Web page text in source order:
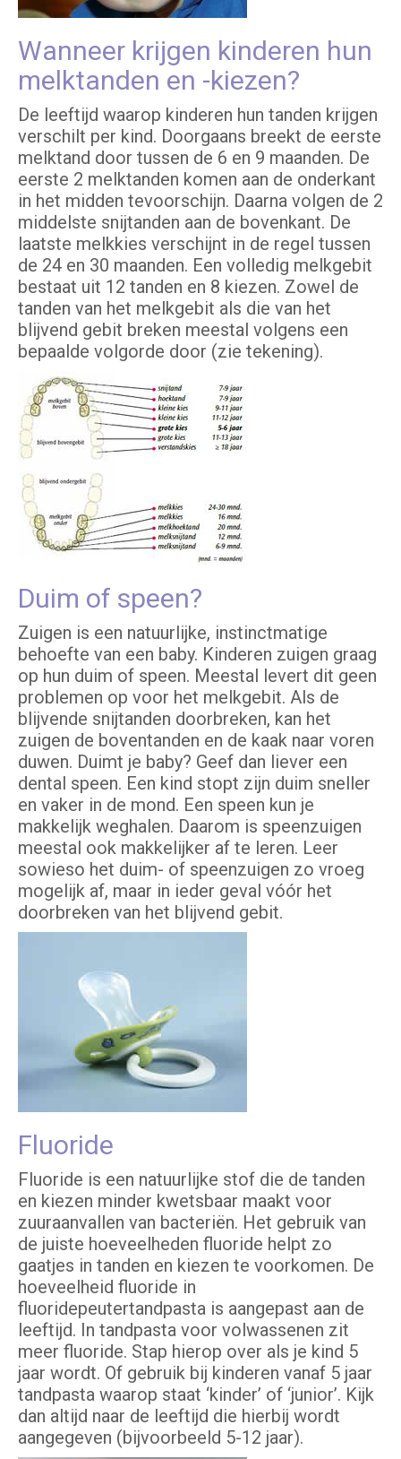
Wanneer krijgen kinderen hun
melktanden en -kiezen?
De leeftijd waarop kinderen hun tanden krijgen
verschilt per kind. Doorgaans breekt de eerste
melktand door tussen de 6 en 9 maanden. De
eerste 2 melktanden komen aan de onderkant
in het midden tevoorschijn. Daarna volgen de 2
middelste snijtanden aan de bovenkant. De
laatste melkkies verschijnt in de regel tussen
de 24 en 30 maanden. Een volledig melkgebit
bestaat uit 12 tanden en 8 kiezen. Zowel de
tanden van het melkgebit als die van het
blijvend gebit breken meestal volgens een
bepaalde volgorde door (zie tekening).
Duim of speen?
Zuigen is een natuurlijke, instinctmatige
behoefte van een baby. Kinderen zuigen graag
op hun duim of speen. Meestal levert dit geen
problemen op voor het melkgebit. Als de
blijvende snijtanden doorbreken, kan het
zuigen de boventanden en de kaak naar voren
duwen. Duimt je baby? Geef dan liever een
dental speen. Een kind stopt zijn duim sneller
en vaker in de mond. Een speen kun je
makkelijk weghalen. Daarom is speenzuigen
meestal ook makkelijker af te leren. Leer
sowieso het duim- of speenzuigen zo vroeg
mogelijk af, maar in ieder geval vóór het
doorbreken van het blijvend gebit.
Fluoride
Fluoride is een natuurlijke stof die de tanden
en kiezen minder kwetsbaar maakt voor
zuuraanvallen van bacteriën. Het gebruik van
de juiste hoeveelheden fluoride helpt zo
gaatjes in tanden en kiezen te voorkomen. De
hoeveelheid fluoride in
fluoridepeutertandpasta is aangepast aan de
leeftijd. In tandpasta voor volwassenen zit
meer fluoride. Stap hierop over als je kind 5
jaar wordt. Of gebruik bij kinderen vanaf 5 jaar
tandpasta waarop staat ‘kinder’ of ‘junior’. Kijk
dan altijd naar de leeftijd die hierbij wordt
aangegeven (bijvoorbeeld 5-12 jaar).